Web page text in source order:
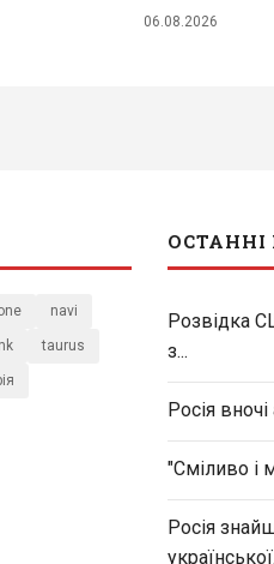
06.08.2026
navi
taurus
Розвідка
з...
Росія
"Сміливо і
Росія